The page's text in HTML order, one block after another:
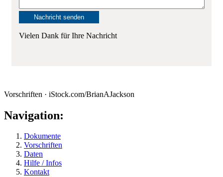
Vielen Dank für Ihre Nachricht
Vorschriften · iStock.com/BrianAJackson
Navigation:
Dokumente
Vorschriften
Daten
Hilfe / Infos
Kontakt